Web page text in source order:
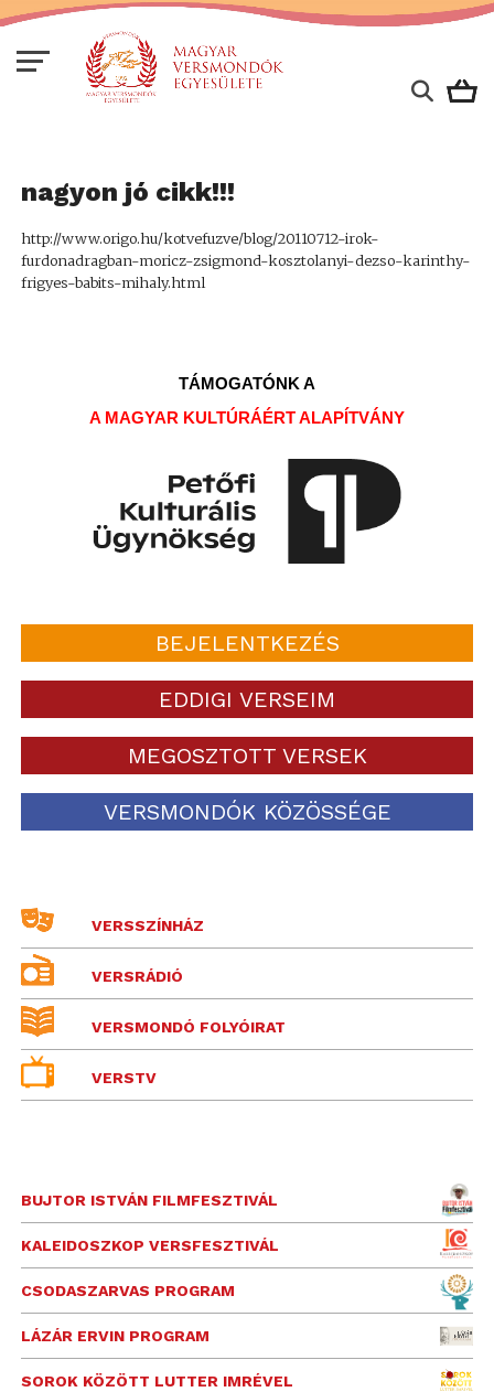
nagyon jó cikk!!!
http://www.origo.hu/kotvefuzve/blog/20110712-irok-
furdonadragban-moricz-zsigmond-kosztolanyi-dezso-karinthy-
frigyes-babits-mihaly.html
TÁMOGATÓNK A
A MAGYAR KULTÚRÁÉRT ALAPÍTVÁNY
BEJELENTKEZÉS
EDDIGI VERSEIM
MEGOSZTOTT VERSEK
VERSMONDÓK KÖZÖSSÉGE
VERSSZÍNHÁZ
VERSRÁDIÓ
VERSMONDÓ FOLYÓIRAT
VERSTV
BUJTOR ISTVÁN FILMFESZTIVÁL
KALEIDOSZKOP VERSFESZTIVÁL
CSODASZARVAS PROGRAM
LÁZÁR ERVIN PROGRAM
SOROK KÖZÖTT LUTTER IMRÉVEL